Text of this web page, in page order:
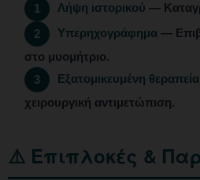
1 Λήψη ιστορικού —
2
Υπερηχογράφημα —
στο μυομήτριο.
3
Εξατομικευμένη θεραπεία
χειρουργική αντιμετώπιση.
⚠️ Επιπλοκές &